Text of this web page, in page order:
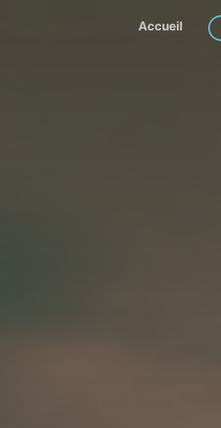
Accueil